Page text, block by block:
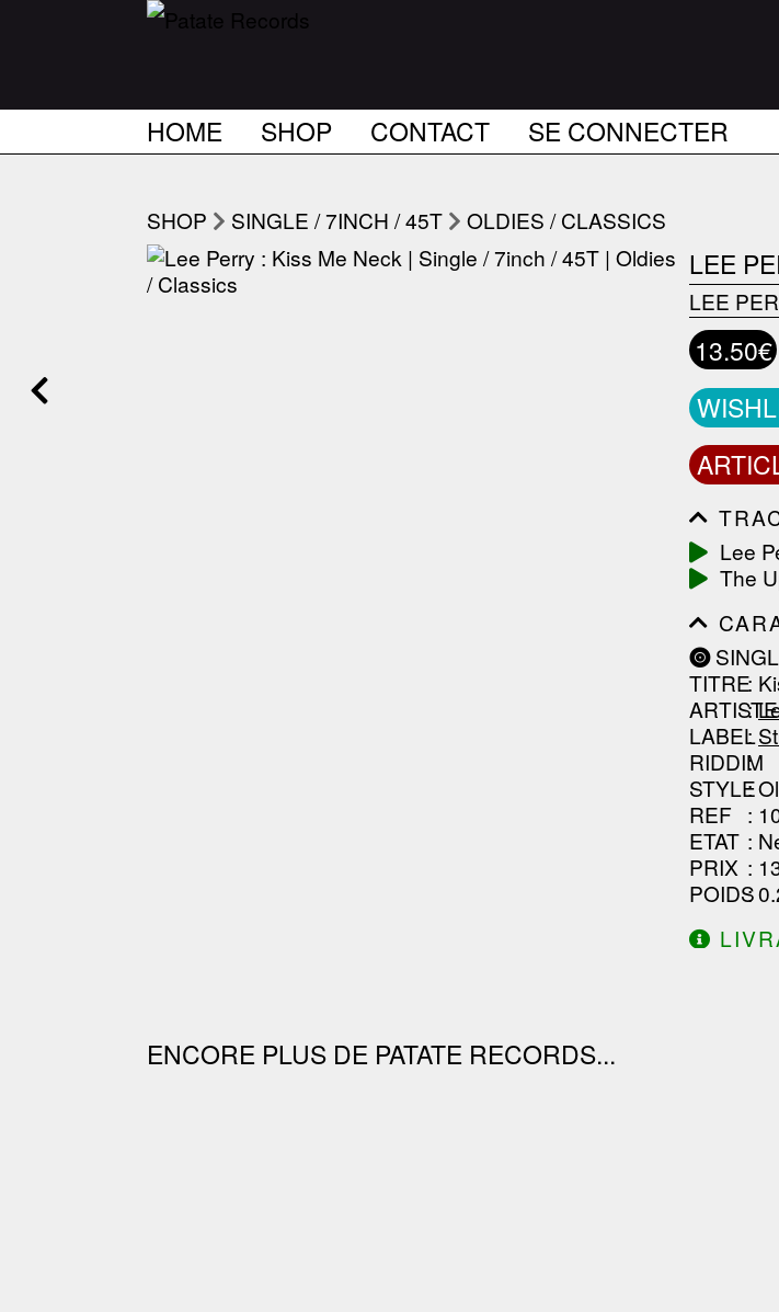
HOME SHOP CONTACT SE CONNECTER
SHOP SINGLE / 7INCH / 45T OLDIES / CLASSICS
LEE
LEE
13.50€
Lee
The
TITRE
:
ARTISTE
:
LABEL
:
RIDDIM
:
STYLE
:
REF :
ETAT :
PRIX :
POIDS
:
ENCORE PLUS DE PATATE RECORDS...